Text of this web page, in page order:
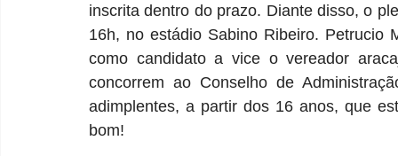
inscrita dentro do prazo. Diante disso, o
16h, no estádio Sabino Ribeiro. Petrucio
como candidato a vice o vereador
concorrem ao Conselho de
adimplentes, a partir dos 16 anos, que
bom!